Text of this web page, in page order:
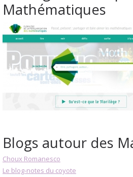
Mathématiques
Blogs autour des
Choux Romanesco
Le blog-notes du coyote